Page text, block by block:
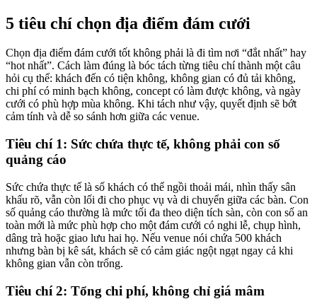
5 tiêu chí chọn địa điểm đám cưới
Chọn địa điểm đám cưới tốt không phải là đi tìm nơi “đắt nhất” hay
“hot nhất”. Cách làm đúng là bóc tách từng tiêu chí thành một câu
hỏi cụ thể: khách đến có tiện không, không gian có đủ tải không,
chi phí có minh bạch không, concept có làm được không, và ngày
cưới có phù hợp mùa không. Khi tách như vậy, quyết định sẽ bớt
cảm tính và dễ so sánh hơn giữa các venue.
Tiêu chí 1: Sức chứa thực tế, không phải con số
quảng cáo
Sức chứa thực tế là số khách có thể ngồi thoải mái, nhìn thấy sân
khấu rõ, vẫn còn lối đi cho phục vụ và di chuyển giữa các bàn. Con
số quảng cáo thường là mức tối đa theo diện tích sàn, còn con số an
toàn mới là mức phù hợp cho một đám cưới có nghi lễ, chụp hình,
dâng trà hoặc giao lưu hai họ. Nếu venue nói chứa 500 khách
nhưng bàn bị kê sát, khách sẽ có cảm giác ngột ngạt ngay cả khi
không gian vẫn còn trống.
Tiêu chí 2: Tổng chi phí, không chỉ giá mâm